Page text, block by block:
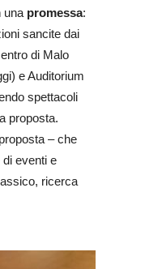
una promessa:
sancite dai
di Malo
e Auditorium
spettacoli
proposta.
– che
di eventi e
ricerca